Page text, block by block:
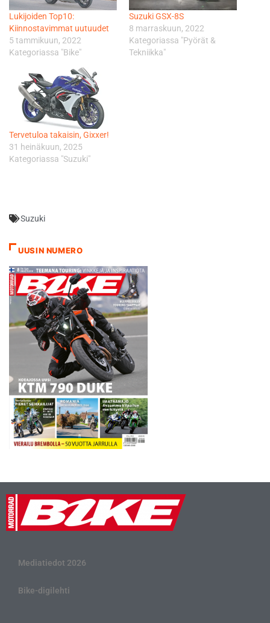
Lukijoiden Top10:
Kiinnostavimmat uutuudet
5 tammikuun, 2022
Kategoriassa "Bike"
Suzuki GSX-8S
8 marraskuun, 2022
Kategoriassa "Pyörät &
Tekniikka"
Tervetuloa takaisin, Gixxer!
31 heinäkuun, 2025
Kategoriassa "Suzuki"
Suzuki
UUSIN NUMERO
Mediatiedot 2026
Bike-digilehti